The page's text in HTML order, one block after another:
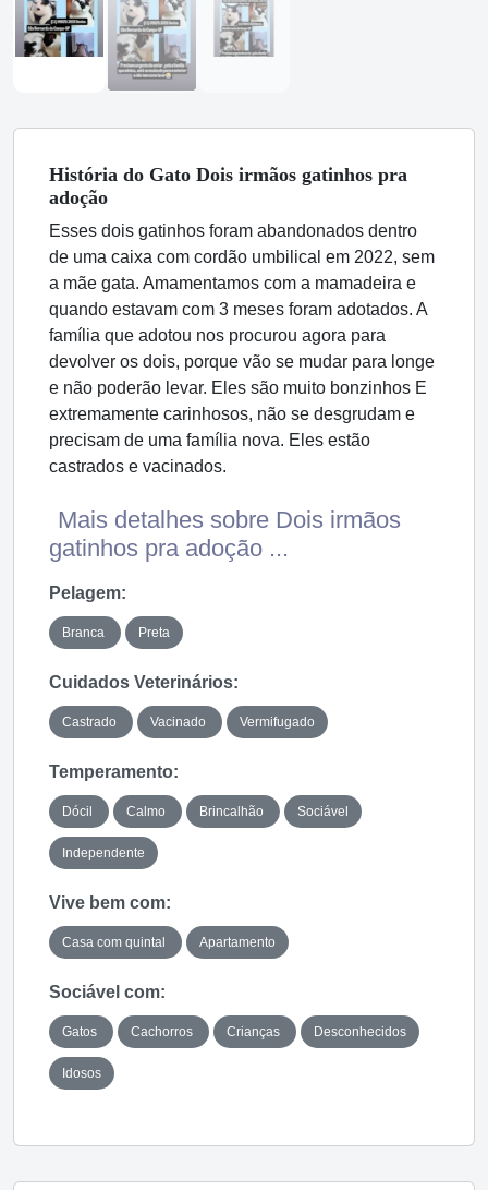
História do Gato Dois irmãos gatinhos pra
adoção
Esses dois gatinhos foram abandonados dentro
de uma caixa com cordão umbilical em 2022, sem
a mãe gata. Amamentamos com a mamadeira e
quando estavam com 3 meses foram adotados. A
família que adotou nos procurou agora para
devolver os dois, porque vão se mudar para longe
e não poderão levar. Eles são muito bonzinhos E
extremamente carinhosos, não se desgrudam e
precisam de uma família nova. Eles estão
castrados e vacinados.
Mais detalhes sobre Dois irmãos
gatinhos pra adoção ...
Pelagem:
Branca Preta
Cuidados Veterinários:
Castrado Vacinado Vermifugado
Temperamento:
Dócil Calmo Brincalhão Sociável
Independente
Vive bem com:
Casa com quintal Apartamento
Sociável com:
Gatos Cachorros Crianças Desconhecidos
Idosos